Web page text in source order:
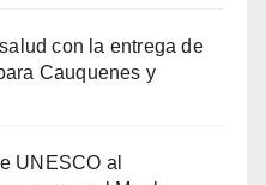
con la entrega de
Cauquenes y
UNESCO al